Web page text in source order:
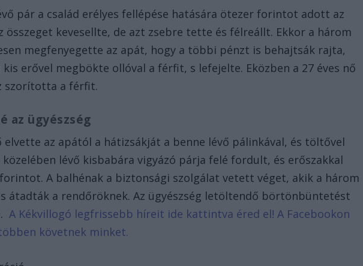
pár a család erélyes fellépése hatására ötezer forintot adott az
összeget kevesellte, de azt zsebre tette és félreállt. Ekkor a három
megfenyegette az apát, hogy a többi pénzt is behajtsák rajta,
kis erővel megbökte ollóval a férfit, s lefejelte. Eközben a 27 éves nő
szorította a férfit.
az ügyészség
elvette az apától a hátizsákját a benne lévő pálinkával, és töltővel
lévő kisbabára vigyázó párja felé fordult, és erőszakkal
A balhénak a biztonsági szolgálat vetett véget, akik a három
átadták a rendőröknek. Az ügyészség letöltendő börtönbüntetést
A Kékvillogó legfrissebb híreit ide kattintva éred el! A Facebookon
követnek minket.